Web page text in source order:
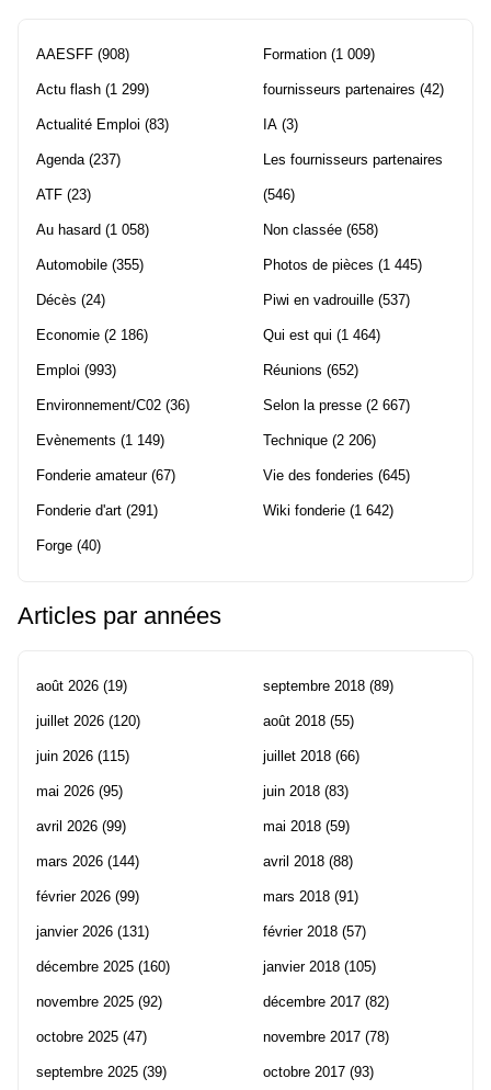
AAESFF (908)
Actu flash (1 299)
Actualité Emploi (83)
Agenda (237)
ATF (23)
Au hasard (1 058)
Automobile (355)
Décès (24)
Economie (2 186)
Emploi (993)
Environnement/C02 (36)
Evènements (1 149)
Fonderie amateur(67)
Fonderie d'art (291)
Forge (40)
Formation (1 009)
fournisseurs partenaires (42)
IA (3)
Les fournisseurs partenaires
(546)
Non classée (658)
Photos de pièces (1 445)
Piwi en vadrouille (537)
Qui est qui (1 464)
Réunions (652)
Selon la presse (2 667)
Technique (2 206)
Vie des fonderies (645)
Wiki fonderie (1 642)
Articles par années
août 2026 (19)
juillet 2026 (120)
juin 2026 (115)
mai 2026 (95)
avril 2026 (99)
mars 2026 (144)
février 2026 (99)
janvier 2026 (131)
décembre 2025 (160)
novembre 2025 (92)
octobre 2025 (47)
septembre 2025 (39)
septembre 2018 (89)
août 2018 (55)
juillet 2018 (66)
juin 2018 (83)
mai 2018 (59)
avril 2018 (88)
mars 2018 (91)
février 2018 (57)
janvier 2018 (105)
décembre 2017 (82)
novembre 2017 (78)
octobre 2017 (93)